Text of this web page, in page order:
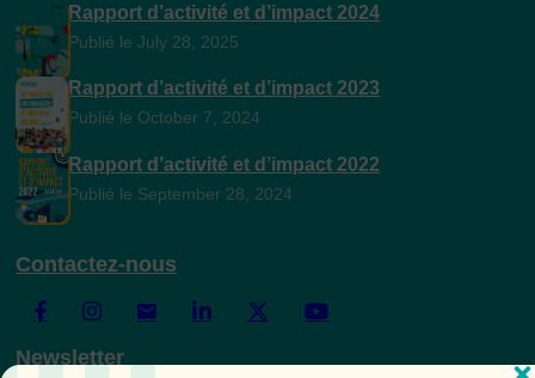
Rapport d’activité et d’impact 2024
Publié le July 28, 2025
Rapport d’activité et d’impact 2023
Publié le October 7, 2024
Rapport d’activité et d’impact 2022
Publié le September 28, 2024
Contactez-nous
Newsletter